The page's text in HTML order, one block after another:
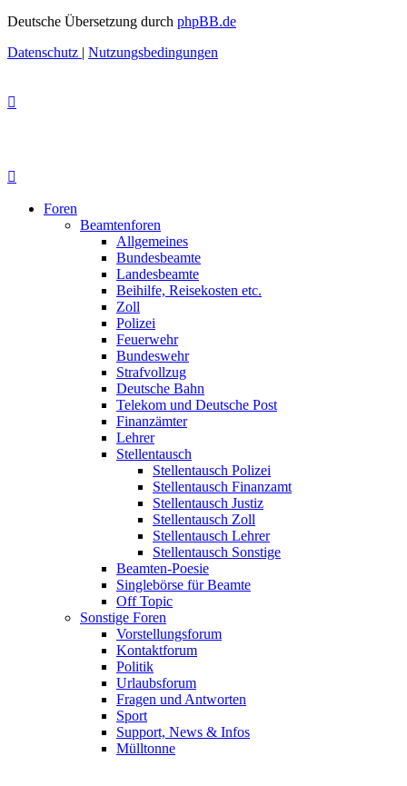
Deutsche Übersetzung durch phpBB.de
Datenschutz | Nutzungsbedingungen
Foren
Beamtenforen
Allgemeines
Bundesbeamte
Landesbeamte
Beihilfe, Reisekosten etc.
Zoll
Polizei
Feuerwehr
Bundeswehr
Strafvollzug
Deutsche Bahn
Telekom und Deutsche Post
Finanzämter
Lehrer
Stellentausch
Stellentausch Polizei
Stellentausch Finanzamt
Stellentausch Justiz
Stellentausch Zoll
Stellentausch Lehrer
Stellentausch Sonstige
Beamten-Poesie
Singlebörse für Beamte
Off Topic
Sonstige Foren
Vorstellungsforum
Kontaktforum
Politik
Urlaubsforum
Fragen und Antworten
Sport
Support, News & Infos
Mülltonne